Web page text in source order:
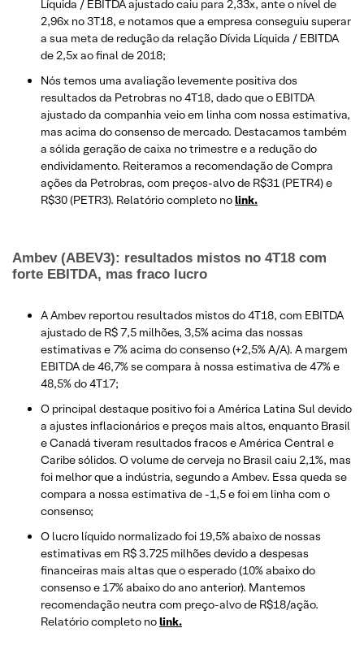
Líquida / EBITDA ajustado caiu para 2,33x, ante o nível de
2,96x no 3T18, e notamos que a empresa conseguiu superar
a sua meta de redução da relação Dívida Líquida / EBITDA
de 2,5x ao final de 2018;
Nós temos uma avaliação levemente positiva dos
resultados da Petrobras no 4T18, dado que o EBITDA
ajustado da companhia veio em linha com nossa estimativa,
mas acima do consenso de mercado. Destacamos também
a sólida geração de caixa no trimestre e a redução do
endividamento. Reiteramos a recomendação de Compra
ações da Petrobras, com preços-alvo de R$31 (PETR4) e
R$30 (PETR3). Relatório completo nolink.
Ambev (ABEV3): resultados mistos no 4T18 com
forte EBITDA, mas fraco lucro
A Ambev reportou resultados mistos do 4T18, com EBITDA
ajustado de R$ 7,5 milhões, 3,5% acima das nossas
estimativas e 7% acima do consenso (+2,5% A/A). A margem
EBITDA de 46,7% se compara à nossa estimativa de 47% e
48,5% do 4T17;
O principal destaque positivo foi a América Latina Sul devido
a ajustes inflacionários e preços mais altos, enquanto Brasil
e Canadá tiveram resultados fracos e América Central e
Caribe sólidos. O volume de cerveja no Brasil caiu 2,1%, mas
foi melhor que a indústria, segundo a Ambev. Essa queda se
compara a nossa estimativa de -1,5 e foi em linha com o
consenso;
O lucro líquido normalizado foi 19,5% abaixo de nossas
estimativas em R$ 3.725 milhões devido a despesas
financeiras mais altas que o esperado (10% abaixo do
consenso e 17% abaixo do ano anterior). Mantemos
recomendação neutra com preço-alvo de R$18/ação.
Relatório completo nolink.